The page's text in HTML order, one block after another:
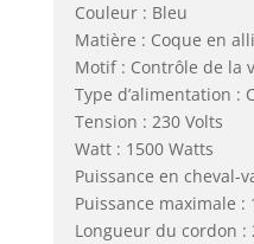
Couleur : Bleu
Matière : Coque en
Motif : Contrôle de la
Type d’alimentation :
Tension : 230 Volts
Watt : 1500 Watts
Puissance en cheval-
Puissance maximale :
Longueur du cordon :